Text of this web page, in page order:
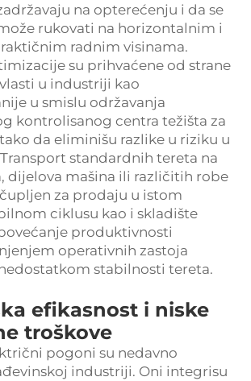
na opterećenju i da se
rukovati na horizontalnim i
radnim visinama.
su prihvaćene od strane
u industriji kao
u smislu održavanja
kontrolisanog centra težišta za
da eliminišu razlike u riziku u
standardnih tereta na
dijelova mašina ili različitih robe
za prodaju u istom
ciklusu kao i skladište
produktivnosti
operativnih zastoja
stabilnosti tereta.
efikasnost i niske
troškove
pogoni su nedavno
industriji. Oni integrisu